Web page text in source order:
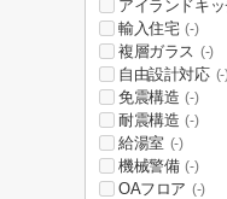
アイランドキ
輸入住宅 (-)
複層ガラス (-)
自由設計対応 (-
免震構造 (-)
耐震構造 (-)
給湯室 (-)
機械警備 (-)
OAフロア (-)